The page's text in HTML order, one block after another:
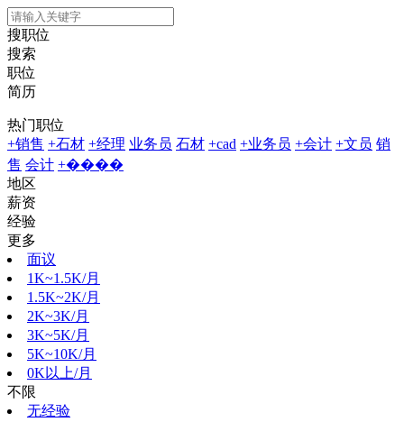
搜职位
搜索
职位
简历
热门职位
+销售 +石材 +经理 业务员 石材 +cad +业务员 +会计 +文员 销
售 会计 +����
地区
薪资
经验
更多
面议
1K~1.5K/月
1.5K~2K/月
2K~3K/月
3K~5K/月
5K~10K/月
0K以上/月
不限
无经验